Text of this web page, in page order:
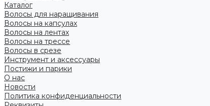
Каталог
Волосы для наращивания
Волосы на капсулах
Волосы на лентах
Волосы на трессе
Волосы в срезе
Инструмент и аксессуары
Постижи и парики
О нас
Новости
Политика конфиденциальности